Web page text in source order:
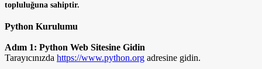
topluluğuna sahiptir.
Python Kurulumu
Adım 1: Python Web Sitesine Gidin
Tarayıcınızda https://www.python.org adresine gidin.